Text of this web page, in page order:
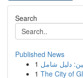
Search
Published News
1 دليل شامل
1 The City of